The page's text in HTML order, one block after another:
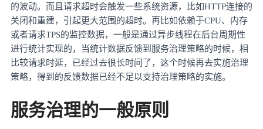
的波动。而且请求超时会触发一些系统资源，比如HTTP连接的
关闭和重建，引起更大范围的超时。再比如依赖于CPU、内存
或者请求TPS的监控数据，一般是通过异步线程在后台周期性
进行统计实现的，当统计数据反馈到服务治理策略的时候，相
比较请求时延，已经过去很长时间了，这个时候再去实施治理
策略，得到的反馈数据已经不足以支持治理策略的实施。
服务治理的一般原则